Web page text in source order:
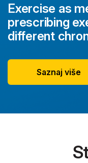
Exercise as
prescribing
different
Saznaj više